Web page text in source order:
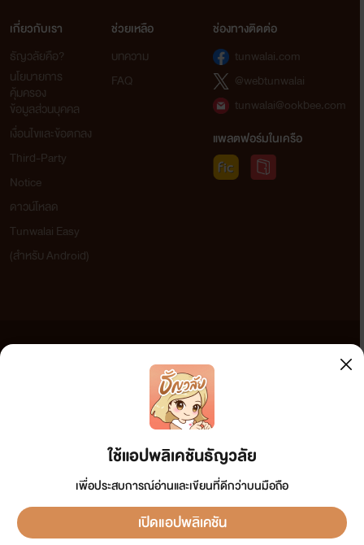
ใช้แอปพลิเคชันธัญวลัย
เพื่อประสบการณ์อ่านและเขียนที่ดีกว่าบนมือถือ
เปิดแอปพลิเคชัน
เกี่ยวกับเรา
ธัญวลัยคือ?
นโยบายการ
คุ้มครอง
ข้อมูลส่วนบุคคล
เงื่อนไขและข้อตกลง
Third-Party
Notice
ดาวน์โหลด
Tunwalai Easy
(สำหรับ Android)
ช่วยเหลือ
บทความ
FAQ
ช่องทางติดต่อ
tunwalai.com
@webtunwalai
tunwalai@ookbee.com
แพลตฟอร์มในเครือ
เว็บไซต์แห่งนี้ไม่ได้เห็นด้วยและไม่ขอรับผิดชอบต่อข้อความใดๆ ทั้งสิ้น ดังนั้นผู้อ่านทุกท่านโปรดใช้
วิจารณญาณในการกลั่นกรองด้วยตนเอง และหากท่านพบข้อความใดๆ ที่ขัดต่อกฎหมายและศีลธรรม
กรุณาแจ้งมาที่ tunwalai@ookbee.com เพื่อทีมงานจะได้ดำเนินการในทันที ทั้งนี้ ทางเว็บไซต์ขอสงวน
ลิขสิทธิ์ตามพระราชบัญญัติลิขสิทธิ์ (ฉบับเพิ่มเติม) พ.ศ.2558